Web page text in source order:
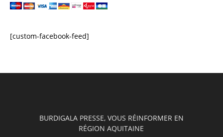
[custom-facebook-feed]
BURDIGALA PRESSE, VOUS RÉINFORMER EN
RÉGION AQUITAINE